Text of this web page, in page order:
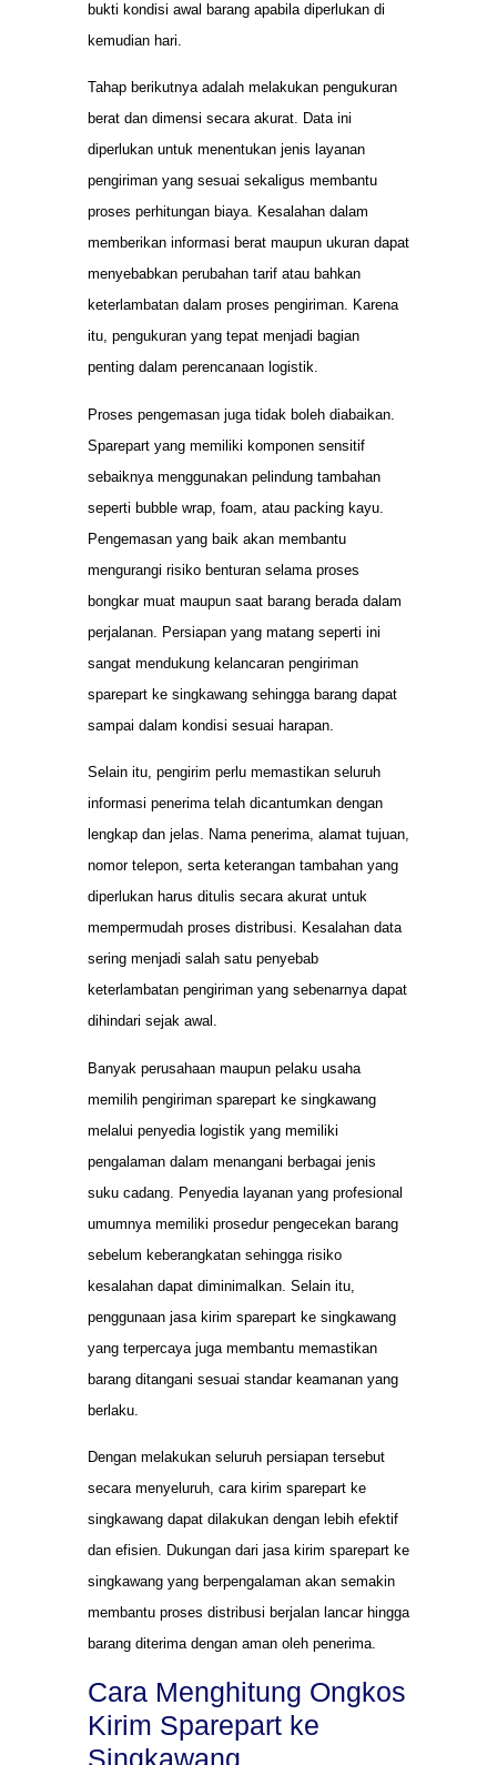
bukti kondisi awal barang apabila diperlukan di
kemudian hari.
Tahap berikutnya adalah melakukan pengukuran
berat dan dimensi secara akurat. Data ini
diperlukan untuk menentukan jenis layanan
pengiriman yang sesuai sekaligus membantu
proses perhitungan biaya. Kesalahan dalam
memberikan informasi berat maupun ukuran dapat
menyebabkan perubahan tarif atau bahkan
keterlambatan dalam proses pengiriman. Karena
itu, pengukuran yang tepat menjadi bagian
penting dalam perencanaan logistik.
Proses pengemasan juga tidak boleh diabaikan.
Sparepart yang memiliki komponen sensitif
sebaiknya menggunakan pelindung tambahan
seperti bubble wrap, foam, atau packing kayu.
Pengemasan yang baik akan membantu
mengurangi risiko benturan selama proses
bongkar muat maupun saat barang berada dalam
perjalanan. Persiapan yang matang seperti ini
sangat mendukung kelancaran pengiriman
sparepart ke singkawang sehingga barang dapat
sampai dalam kondisi sesuai harapan.
Selain itu, pengirim perlu memastikan seluruh
informasi penerima telah dicantumkan dengan
lengkap dan jelas. Nama penerima, alamat tujuan,
nomor telepon, serta keterangan tambahan yang
diperlukan harus ditulis secara akurat untuk
mempermudah proses distribusi. Kesalahan data
sering menjadi salah satu penyebab
keterlambatan pengiriman yang sebenarnya dapat
dihindari sejak awal.
Banyak perusahaan maupun pelaku usaha
memilih pengiriman sparepart ke singkawang
melalui penyedia logistik yang memiliki
pengalaman dalam menangani berbagai jenis
suku cadang. Penyedia layanan yang profesional
umumnya memiliki prosedur pengecekan barang
sebelum keberangkatan sehingga risiko
kesalahan dapat diminimalkan. Selain itu,
penggunaan jasa kirim sparepart ke singkawang
yang terpercaya juga membantu memastikan
barang ditangani sesuai standar keamanan yang
berlaku.
Dengan melakukan seluruh persiapan tersebut
secara menyeluruh, cara kirim sparepart ke
singkawang dapat dilakukan dengan lebih efektif
dan efisien. Dukungan dari jasa kirim sparepart ke
singkawang yang berpengalaman akan semakin
membantu proses distribusi berjalan lancar hingga
barang diterima dengan aman oleh penerima.
Cara Menghitung Ongkos
Kirim Sparepart ke